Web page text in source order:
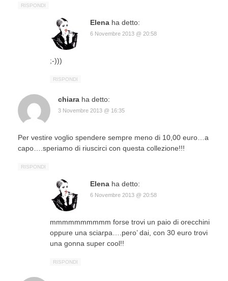
RISPONDI
Elena ha detto:
6 Novembre 2013 @ 20:58
;-)))
RISPONDI
chiara ha detto:
3 Novembre 2013 @ 16:35
Per vestire voglio spendere sempre meno di 10,00 euro…a
capo….speriamo di riuscirci con questa collezione!!!
RISPONDI
Elena ha detto:
6 Novembre 2013 @ 20:58
mmmmmmmmmm forse trovi un paio di orecchini
oppure una sciarpa….pero’ dai, con 30 euro trovi
una gonna super cool!!
RISPONDI